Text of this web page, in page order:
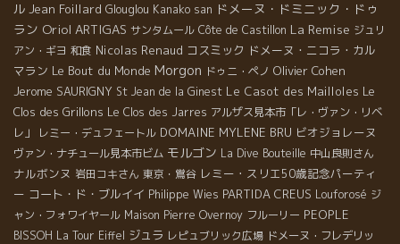
ル Jean Foillard Glouglou Kanako san ドメーヌ・ドミニック・ドゥ
ラン Oriol ARTIGAS サンタムール Côte de Castillon La Remise ジュリ
アン・ギヨ 和食 Nicolas Renaud コスミック ドメーヌ・ニコラ・カル
マラン Le Bout du Monde Morgon ドゥニ・ペノ Olivier Cohen
Jerome SAURIGNY St Jean de la Ginest Le Casot des Mailloles Le
Clos des Grillons Le Clos des Jarres アルザス見本市「レ・ヴァン・リベ
レ」
レミー・デュフェートル DOMAINE MYLENE BRU ビオジョレーヌ
ヴァン・ナチュール見本市ビム モルゴン La Dive Bouteille 中山良則さん
ナルボンヌ 岩田コキさん 東京・鴬谷 レミー・スリエ50歳記念パーティ
ー コート・ド・ブルイイ Philippe Wies PARTIDA CREUS Louforosé ジ
ャン・フォワイヤール Maison Pierre Overnoy フルーリー PEOPLE
BISSOH La Tour Eiffel ジュラ レピュブリック広場 ドメーヌ・フレデリッ